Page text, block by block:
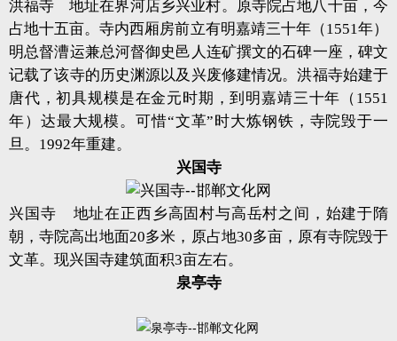
洪福寺 地址在界河店乡兴业村。原寺院占地八十亩，今
占地十五亩。寺内西厢房前立有明嘉靖三十年（1551年）
明总督漕运兼总河督御史邑人连矿撰文的石碑一座，碑文
记载了该寺的历史渊源以及兴废修建情况。洪福寺始建于
唐代，初具规模是在金元时期，到明嘉靖三十年（1551
年）达最大规模。可惜“文革”时大炼钢铁，寺院毁于一
旦。1992年重建。
兴国寺
兴国寺 地址在正西乡高固村与高岳村之间，始建于隋
朝，寺院高出地面20多米，原占地30多亩，原有寺院毁于
文革。现兴国寺建筑面积3亩左右。
泉亭寺